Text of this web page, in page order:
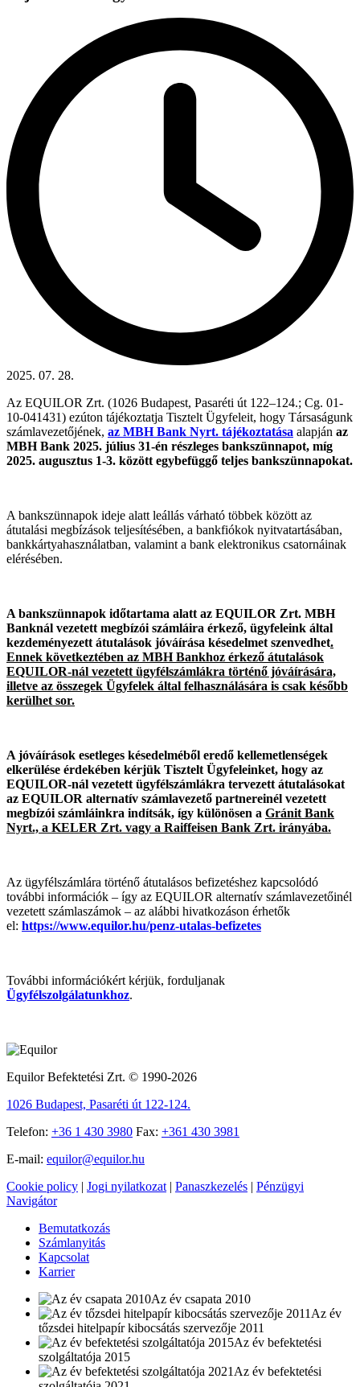
2025. 07. 28.
Az EQUILOR Zrt. (1026 Budapest, Pasaréti út 122–124.; Cg. 01-
10-041431) ezúton tájékoztatja Tisztelt Ügyfeleit, hogy Társaságunk
számlavezetőjének, az MBH Bank Nyrt. tájékoztatása alapján az
MBH Bank 2025. július 31-én részleges bankszünnapot, míg
2025. augusztus 1-3. között egybefüggő teljes bankszünnapokat.
A bankszünnapok ideje alatt leállás várható többek között az
átutalási megbízások teljesítésében, a bankfiókok nyitvatartásában,
bankkártyahasználatban, valamint a bank elektronikus csatornáinak
elérésében.
A bankszünnapok időtartama alatt az EQUILOR Zrt. MBH
Banknál vezetett megbízói számláira érkező, ügyfeleink által
kezdeményezett átutalások jóváírása késedelmet szenvedhet.
Ennek következtében az MBH Bankhoz érkező átutalások
EQUILOR-nál vezetett ügyfélszámlákra történő jóváírására,
illetve az összegek Ügyfelek által felhasználására is csak később
kerülhet sor.
A jóváírások esetleges késedelméből eredő kellemetlenségek
elkerülése érdekében kérjük Tisztelt Ügyfeleinket, hogy az
EQUILOR-nál vezetett ügyfélszámlákra tervezett átutalásokat
az EQUILOR alternatív számlavezető partnereinél vezetett
megbízói számláinkra indítsák, így különösen a Gránit Bank
Nyrt., a KELER Zrt. vagy a Raiffeisen Bank Zrt. irányába.
Az ügyfélszámlára történő átutalásos befizetéshez kapcsolódó
további információk – így az EQUILOR alternatív számlavezetőinél
vezetett számlaszámok – az alábbi hivatkozáson érhetők
el: https://www.equilor.hu/penz-utalas-befizetes
További információkért kérjük, forduljanak
Ügyfélszolgálatunkhoz.
Equilor Befektetési Zrt. © 1990-2026
1026 Budapest, Pasaréti út 122-124.
Telefon: +36 1 430 3980 Fax: +361 430 3981
E-mail: equilor@equilor.hu
Cookie policy | Jogi nyilatkozat| Panaszkezelés | Pénzügyi
Navigátor
Bemutatkozás
Számlanyitás
Kapcsolat
Karrier
Az év csapata 2010
Az év
tőzsdei hitelpapír kibocsátás szervezője 2011
Az év befektetési
szolgáltatója 2015
Az év befektetési